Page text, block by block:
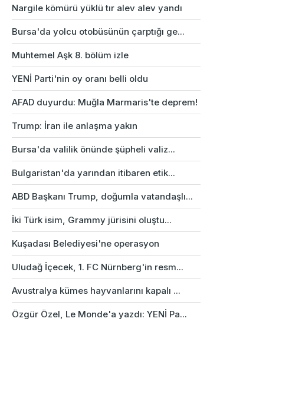
Nargile kömürü yüklü tır alev alev yandı
Bursa'da yolcu otobüsünün çarptığı ge...
Muhtemel Aşk 8. bölüm izle
YENİ Parti'nin oy oranı belli oldu
AFAD duyurdu: Muğla Marmaris'te deprem!
Trump: İran ile anlaşma yakın
Bursa'da valilik önünde şüpheli valiz...
Bulgaristan'da yarından itibaren etik...
ABD Başkanı Trump, doğumla vatandaşlı...
İki Türk isim, Grammy jürisini oluştu...
Kuşadası Belediyesi'ne operasyon
Uludağ İçecek, 1. FC Nürnberg'in resm...
Avustralya kümes hayvanlarını kapalı ...
Özgür Özel, Le Monde'a yazdı: YENİ Pa...